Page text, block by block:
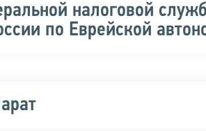
налоговой
по Еврейской